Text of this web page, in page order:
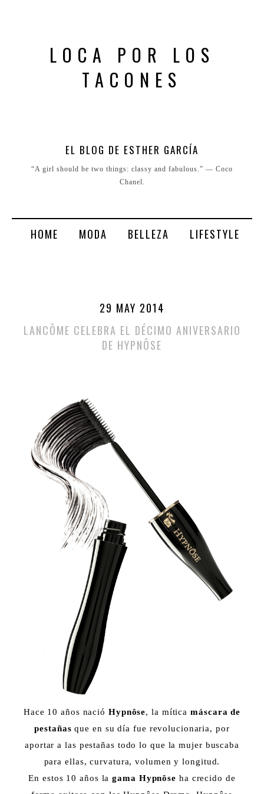
LOCA POR LOS
TACONES
EL BLOG DE ESTHER GARCÍA
“A girl should be two things: classy and fabulous.” ― Coco
Chanel.
HOME MODA BELLEZA LIFESTYLE
29 MAY 2014
LANCÔME CELEBRA EL DÉCIMO ANIVERSARIO
DE HYPNÔSE
Hace 10 años nació Hypnôse, la mítica máscara de
pestañas que en su día fue revolucionaria, por
aportar a las pestañas todo lo que la mujer buscaba
para ellas, curvatura, volumen y longitud.
En estos 10 años la gama Hypnôse ha crecido de